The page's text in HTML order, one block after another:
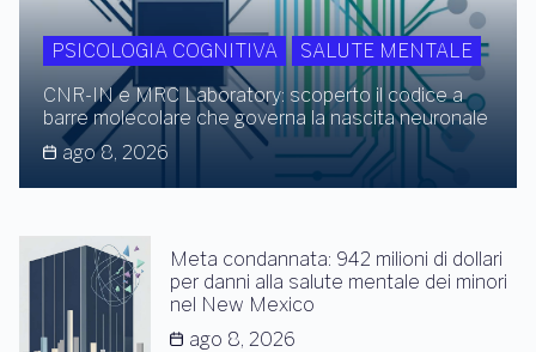
PSICOLOGIA COGNITIVA
SALUTE MENTALE
CNR-IN e MRC Laboratory: scoperto il codice a
barre molecolare che governa la nascita neuronale
ago 8, 2026
Meta condannata: 942 milioni di dollari
per danni alla salute mentale dei minori
nel New Mexico
ago 8, 2026